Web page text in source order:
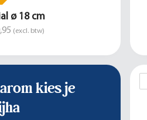
ø 18 cm
(excl. btw)
kies je